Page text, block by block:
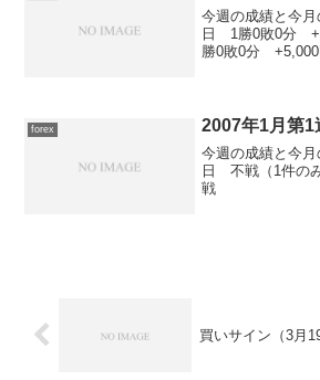
今週の成績と今
日 1勝0敗0分
勝0敗0分 +5,000
forex 2007年1月第1
今週の成績と今
日 不戦（1件の
戦
買いサイン（3月